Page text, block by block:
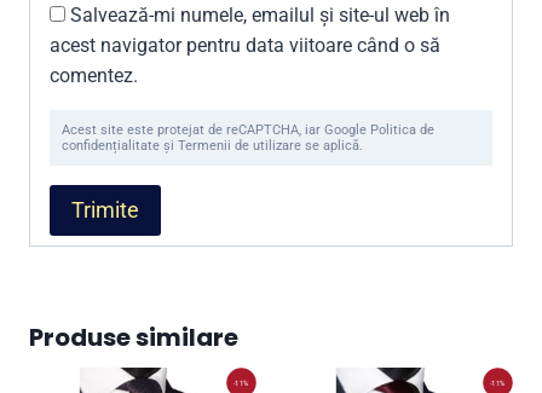
Salvează-mi numele, emailul și site-ul web în
acest navigator pentru data viitoare când o să
comentez.
Acest site este protejat de reCAPTCHA, iar Google Politica de
confidențialitate și Termenii de utilizare se aplică.
Produse similare
-11% -11%